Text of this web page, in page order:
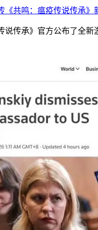
《共鸣：瘟疫传说传承
说传承》官方公布了全新